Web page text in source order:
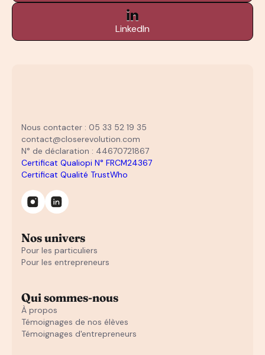
LinkedIn
Nous contacter : 05 33 52 19 35
contact@closerevolution.com
N° de déclaration : 44670721867
Certificat Qualiopi N° FRCM24367
Certificat Qualité TrustWho
Nos univers
Pour les particuliers
Pour les entrepreneurs
Qui sommes-nous
À propos
Témoignages de nos élèves
Témoignages d'entrepreneurs